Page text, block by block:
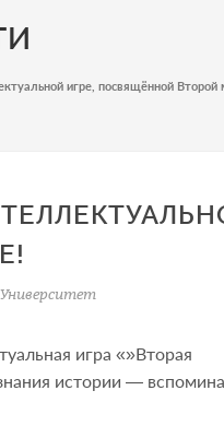
игре, посвящённой Второй
Университет
игра «»Вторая
истории —